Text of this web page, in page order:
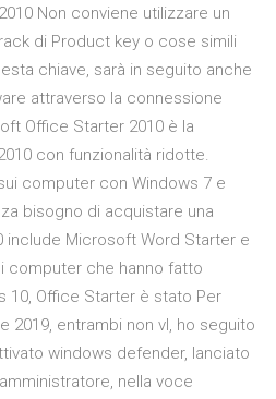
Non conviene utilizzare un
di Product key o cose simili
chiave, sarà in seguito anche
attraverso la connessione
Office Starter 2010 è la
con funzionalità ridotte.
computer con Windows 7 e
bisogno di acquistare una
include Microsoft Word Starter e
computer che hanno fatto
10, Office Starter è stato Per
2019, entrambi non vl, ho seguito
windows defender, lanciato
nella voce